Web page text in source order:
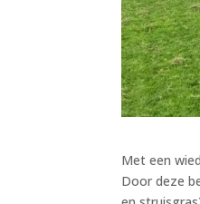
Met een
Door deze